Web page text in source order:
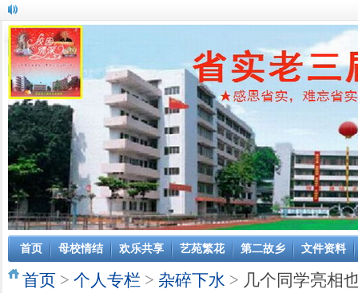
首页 母校情结 欢乐共享 艺苑繁花 第二故乡 文件资料
首页 > 个人专栏 > 杂碎下水 > 几个同学亮相